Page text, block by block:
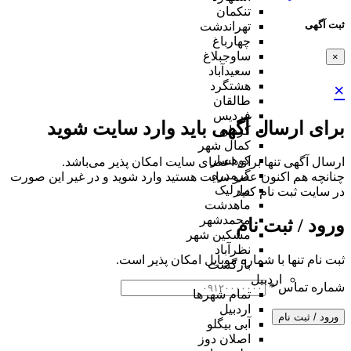
ثبت آگهی
×
×
برای ارسال آگهی باید وارد سایت شوید
ارسال آگهی تنها برای اعضای سایت امکان پذیر می‌باشد.
چنانچه هم‌ اکنون عضو سایت هستید وارد شوید و در غیر این صورت
در سایت ثبت نام کنید
ورود / ثبت نام
ثبت نام تنها با شماره موبایل امکان پذیر است.
شماره تماس*
ورود / ثبت نام
تنکمان
تهراندشت
چهارباغ
ساوجبلاغ
سعیدآباد
هشتگرد
طالقان
فردیس
کردان
کمال شهر
کوهسار
گرمدره
مارلیک
ماهدشت
محمدشهر
مشکین شهر
نظرآباد
بازگشت
اردبیل
تمام شهر‌ها
اردبیل
آبی بیگلو
اصلان دوز